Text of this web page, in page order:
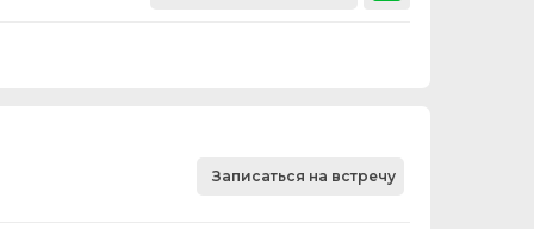
Записаться на встречу